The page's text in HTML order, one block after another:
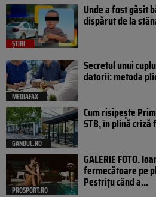
ȘTIRI
Unde a fost găsit
dispărut de la
MEDIAFAX
Secretul unui
datorii: metoda
GANDUL.RO
Cum risipește
STB, în plină
PROSPORT.RO
GALERIE FOTO.
fermecătoare pe
Pestrițu când a...